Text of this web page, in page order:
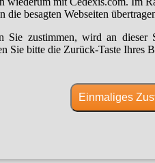
die besagten Webseiten
Sie zustimmen, wird an dieser
Sie bitte die Zurück-Taste Ihres
Einmaliges